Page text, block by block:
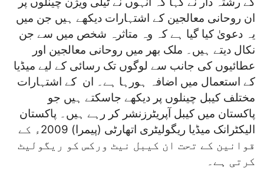
ان روحانی معالجین کے اشتہارات دیکھے ہیں جن میں
یہ دعویٰ کیا گیا ہے کہ وہ متاثرہ شخص میں سے جن
نکال دیتے ہیں۔ ملک بھر میں روحانی معالجین اور
عطائیوں کی جانب سے لوگوں تک رسائی کے لیے میڈیا
کے استعمال میں اضافہ ہورہا ہے۔ ان کے اشتہارات
مختلف کیبل چینلوں پر دیکھے جاسکتے ہیں جو
پاکستان میں کیبل آپریٹرزنشر کر رہے ہیں۔ پاکستان
الیکٹرانک میڈیا ریگولیٹری اتھارٹی (پیمرا) 2009ء کے
قوانین کے تحت ان کیبل نیٹ ورکس کو ریگولیٹ
کرتی ہے۔